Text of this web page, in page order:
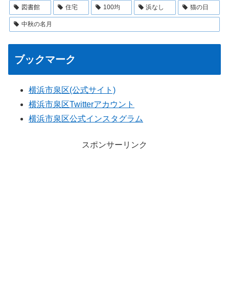
図書館 住宅 100均 浜なし 猫の日
中秋の名月
ブックマーク
横浜市泉区(公式サイト)
横浜市泉区Twitterアカウント
横浜市泉区公式インスタグラム
スポンサーリンク